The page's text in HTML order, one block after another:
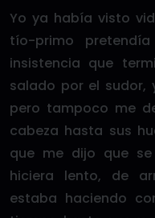
Yo ya había visto
tío-primo
insistencia que
salado por el sudor,
pero tampoco me
cabeza hasta sus
que me dijo que
hiciera lento, de
estaba haciendo